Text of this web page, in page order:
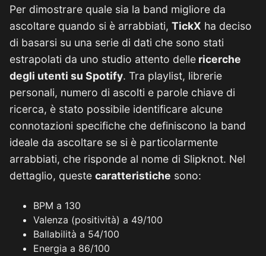
Per dimostrare quale sia la band migliore da
ascoltare quando si è arrabbiati, TickX ha deciso
di basarsi su una serie di dati che sono stati
estrapolati da uno studio attento delle ricerche
degli utenti su Spotify. Tra playlist, librerie
personali, numero di ascolti e parole chiave di
ricerca, è stato possibile identificare alcune
connotazioni specifiche che definiscono la band
ideale da ascoltare se si è particolarmente
arrabbiati, che risponde al nome di Slipknot. Nel
dettaglio, queste caratteristiche sono:
BPM a 130
Valenza (positività) a 49/100
Ballabilità a 54/100
Energia a 86/100